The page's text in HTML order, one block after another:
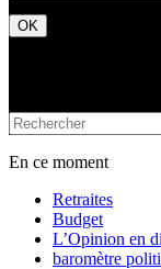
En ce moment
Retraites
Budget
L’Opinion en
baromètre